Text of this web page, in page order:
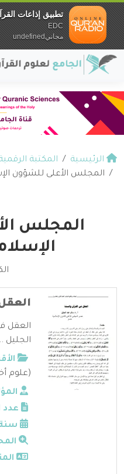
الرئيسية المكتبة
المجلس الأعلى للشؤون
المجلس
العقل
الجليل
(علوم
عدد
سنة
تطبيق إذاعات
EDC
مجانيundefined